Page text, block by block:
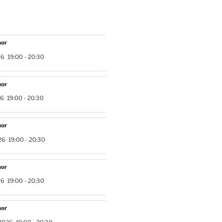
19:00- 20:30
19:00- 20:30
19:00- 20:30
19:00- 20:30